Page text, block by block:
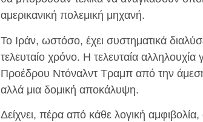
αμερικανική πολεμική μηχανή.
Το Ιράν, ωστόσο, έχει συστηματικά
τελευταίο χρόνο. Η τελευταία
Προέδρου Ντόναλντ Τραμπ από την άμεση
αλλά μια δομική αποκάλυψη.
Δείχνει, πέρα ​​από κάθε λογική